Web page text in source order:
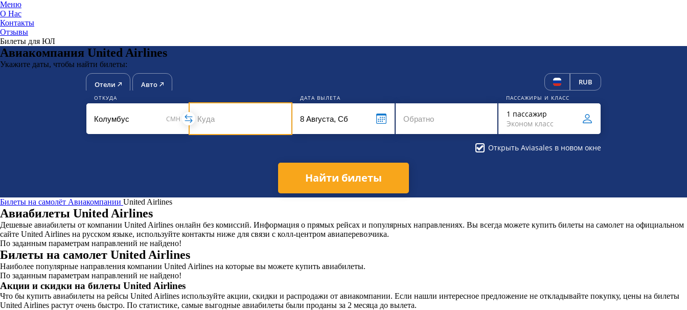
ЮниТикет
Меню
О Нас
Контакты
Отзывы
Билеты для ЮЛ
Авиакомпания United Airlines
Укажите даты, чтобы найти билеты:
Отели Авто RUB
ОТКУДА
CMH
ДАТА ВЫЛЕТА ПАССАЖИРЫ И КЛАСС
1 пассажир
Эконом класс
Открыть Aviasales в новом окне
Найти билеты
Билеты на самолёт Авиакомпании United Airlines
Авиабилеты United Airlines
Дешевые авиабилеты от компании United Airlines онлайн без комиссий. Информация о прямых рейсах и популярных направлениях. Вы всегда можете купить билеты на самолет на официальном
сайте United Airlines на русском языке, используйте контакты ниже для связи с колл-центром авиаперевозчика.
По заданным параметрам направлений не найдено!
Билеты на самолет United Airlines
Наиболее популярные направления компании United Airlines на которые вы можете купить авиабилеты.
По заданным параметрам направлений не найдено!
Акции и скидки на билеты United Airlines
Что бы купить авиабилеты на рейсы United Airlines используйте акции, скидки и распродажи от авиакомпании. Если нашли интересное предложение не откладывайте покупку, цены на билеты
United Airlines растут очень быстро. По статистике, самые выгодные авиабилеты были проданы за 2 месяца до вылета.